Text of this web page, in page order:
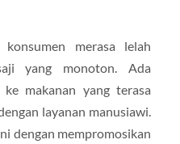
merasa lelah
yang monoton. Ada
makanan yang terasa
layanan manusiawi.
dengan mempromosikan